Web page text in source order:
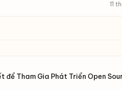
11
để Tham Gia Phát Triển Open